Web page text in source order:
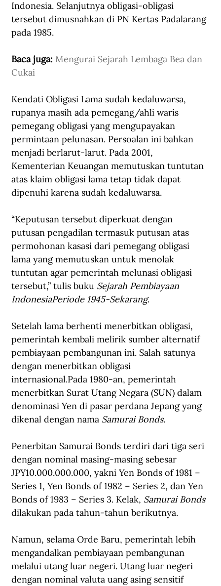
Indonesia. Selanjutnya obligasi-obligasi
tersebut dimusnahkan di PN Kertas Padalarang
pada 1985.
Baca juga: Mengurai Sejarah Lembaga Bea dan
Cukai
Kendati Obligasi Lama sudah kedaluwarsa,
rupanya masih ada pemegang/ahli waris
pemegang obligasi yang mengupayakan
permintaan pelunasan. Persoalan ini bahkan
menjadi berlarut-larut. Pada 2001,
Kementerian Keuangan memutuskan tuntutan
atas klaim obligasi lama tetap tidak dapat
dipenuhi karena sudah kedaluwarsa.
“Keputusan tersebut diperkuat dengan
putusan pengadilan termasuk putusan atas
permohonan kasasi dari pemegang obligasi
lama yang memutuskan untuk menolak
tuntutan agar pemerintah melunasi obligasi
tersebut,” tulis buku Sejarah Pembiayaan
IndonesiaPeriode 1945-Sekarang.
Setelah lama berhenti menerbitkan obligasi,
pemerintah kembali melirik sumber alternatif
pembiayaan pembangunan ini. Salah satunya
dengan menerbitkan obligasi
internasional.Pada 1980-an, pemerintah
menerbitkan Surat Utang Negara (SUN) dalam
denominasi Yen di pasar perdana Jepang yang
dikenal dengan nama Samurai Bonds.
Penerbitan Samurai Bonds terdiri dari tiga seri
dengan nominal masing-masing sebesar
JPY10.000.000.000, yakni Yen Bonds of 1981 –
Series 1, Yen Bonds of 1982 – Series 2, dan Yen
Bonds of 1983 – Series 3. Kelak, Samurai Bonds
dilakukan pada tahun-tahun berikutnya.
Namun, selama Orde Baru, pemerintah lebih
mengandalkan pembiayaan pembangunan
melalui utang luar negeri. Utang luar negeri
dengan nominal valuta uang asing sensitif